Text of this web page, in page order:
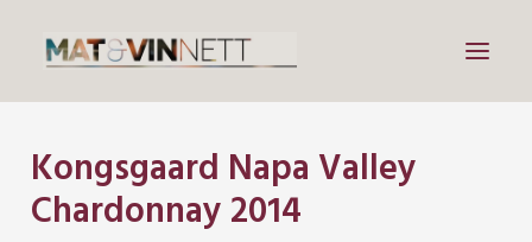
Mat
Drikke
Kongsgaard Napa Valley
Chardonnay 2014